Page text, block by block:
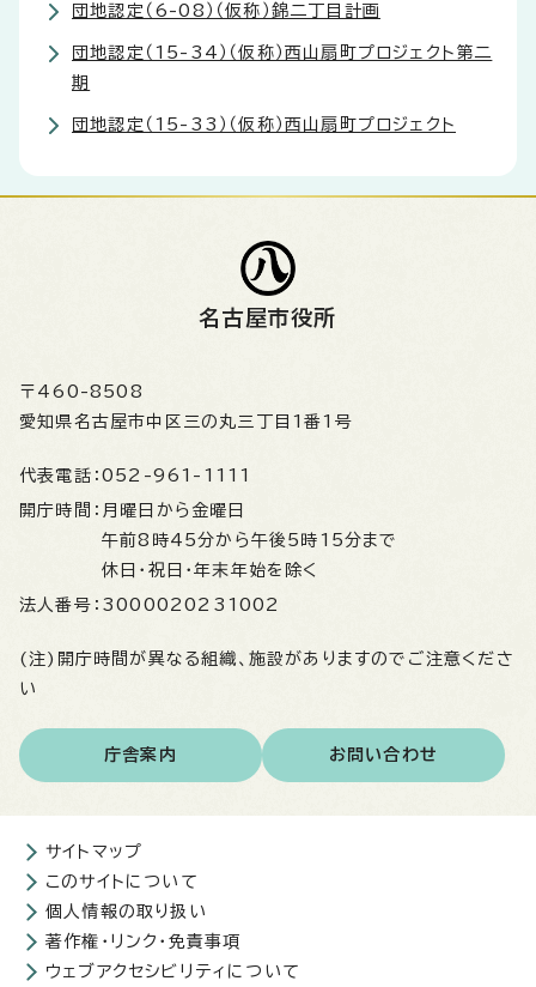
団地認定（6-08）（仮称）錦二丁目計画
団地認定（15-34）（仮称）西山扇町プロジェクト第二
期
団地認定（15-33）（仮称）西山扇町プロジェクト
名古屋市役所
〒460-8508
愛知県名古屋市中区三の丸三丁目1番1号
代表電話： 052-961-1111
開庁時間： 月曜日から金曜日
午前8時45分から午後5時15分まで
休日・祝日・年末年始を除く
法人番号： 3000020231002
(注)開庁時間が異なる組織、施設がありますのでご注意くださ
い
庁舎案内 お問い合わせ
サイトマップ
このサイトについて
個人情報の取り扱い
著作権・リンク・免責事項
ウェブアクセシビリティについて